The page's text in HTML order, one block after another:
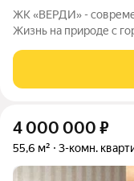
ЖК «ВЕРДИ» -
Жизнь на природе с
не готов
расположен в одном
4 000 000 ₽
55,6 м² 3-комн.